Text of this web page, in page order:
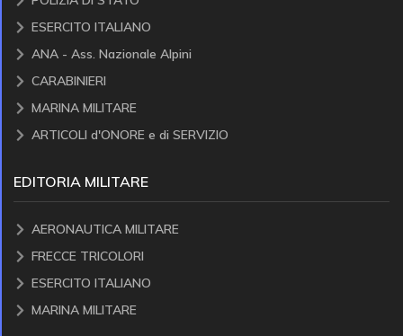
ESERCITO ITALIANO
ANA - Ass. Nazionale Alpini
CARABINIERI
MARINA MILITARE
ARTICOLI d'ONORE e di SERVIZIO
EDITORIA MILITARE
AERONAUTICA MILITARE
FRECCE TRICOLORI
ESERCITO ITALIANO
MARINA MILITARE